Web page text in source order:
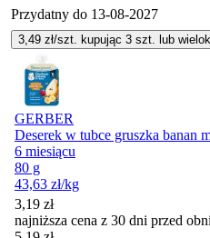
Przydatny do 13-08-2027
3,49 zł/szt. kupując 3 szt. lub
GERBER
Deserek w tubce gruszka banan
6 miesiącu
80 g
43,63 zł/kg
3,19 zł
najniższa cena z 30 dni przed